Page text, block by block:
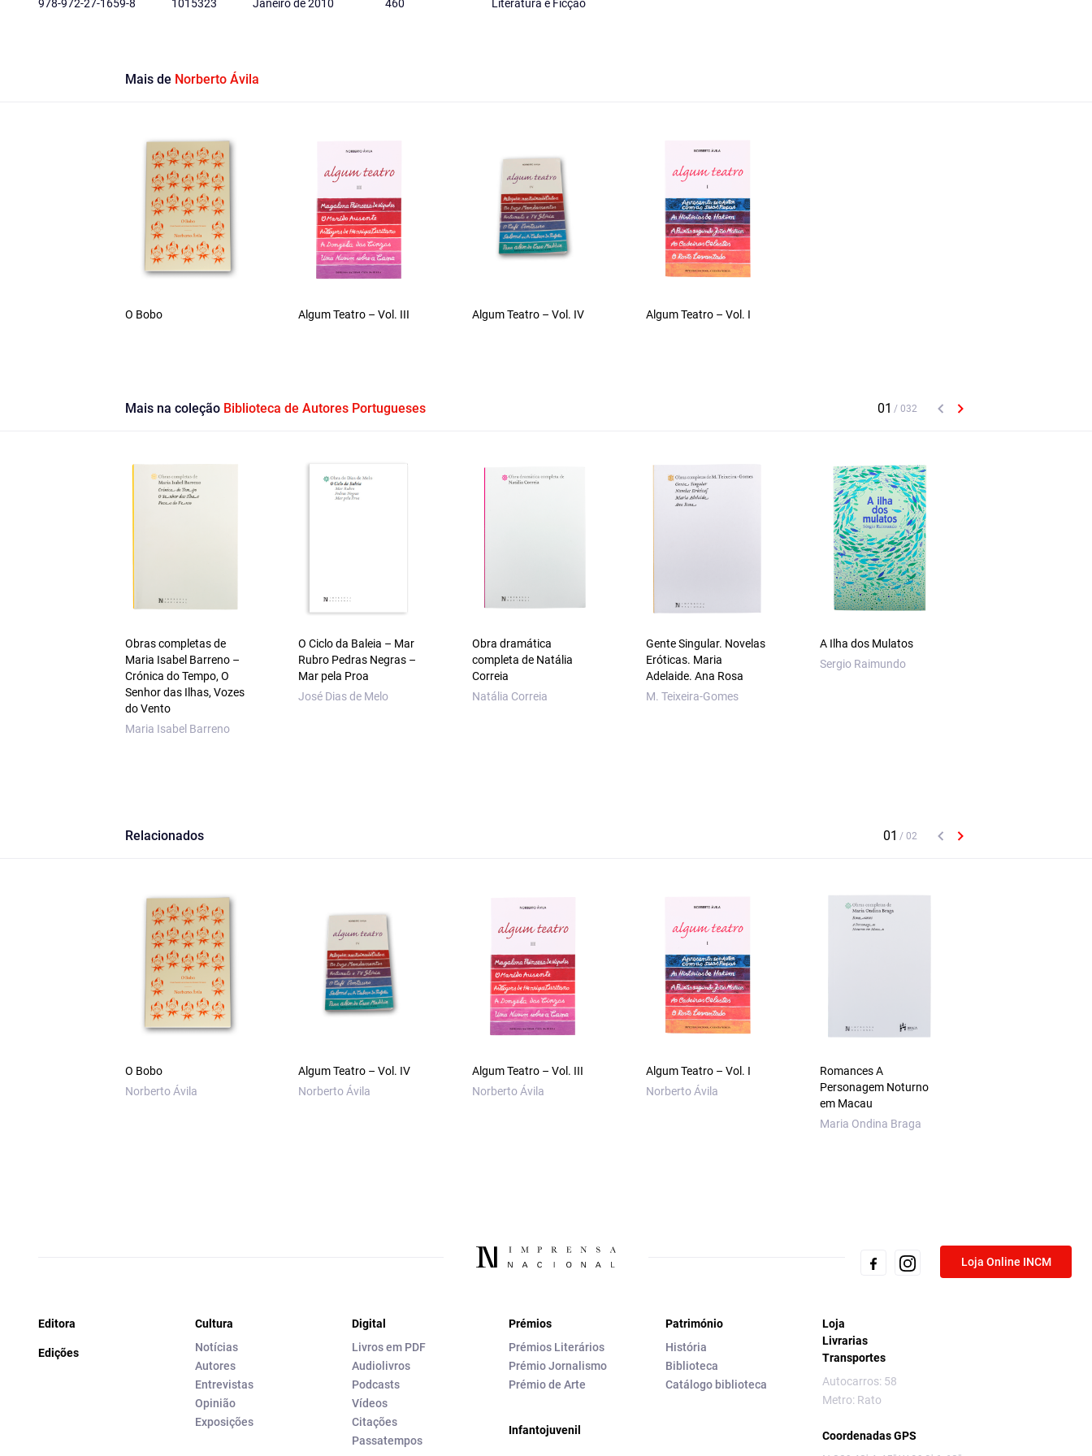
978-972-27-1659-8 1015323 Janeiro de 2010 460 Literatura e Ficção
Mais de Norberto Ávila
O Bobo Algum Teatro – Vol. III Algum Teatro – Vol. IV Algum Teatro – Vol. I
Mais na coleção Biblioteca de Autores Portugueses
Obras completas de
Maria Isabel Barreno –
Crónica do Tempo, O
Senhor das Ilhas, Vozes
do Vento
Maria Isabel Barreno
O Ciclo da Baleia – Mar
Rubro Pedras Negras –
Mar pela Proa
José Dias de Melo
Obra dramática
completa de Natália
Correia
Natália Correia
Gente Singular. Novelas
Eróticas. Maria
Adelaide. Ana Rosa
M. Teixeira-Gomes
A Ilha dos Mulatos
Sergio Raimundo
Relacionados
O Bobo
Norberto Ávila
Algum Teatro – Vol. IV
Norberto Ávila
Algum Teatro – Vol. III
Norberto Ávila
Algum Teatro – Vol. I
Norberto Ávila
Romances A
Personagem Noturno
em Macau
Maria Ondina Braga
Loja Online INCM
Editora
Edições
Cultura
Notícias
Autores
Entrevistas
Opinião
Exposições
Digital
Livros em PDF
Audiolivros
Podcasts
Vídeos
Citações
Passatempos
Prémios
Prémios Literários
Prémio Jornalismo
Prémio de Arte
Infantojuvenil
Património
História
Biblioteca
Catálogo biblioteca
Loja
Livrarias
Transportes
Autocarros: 58
Metro: Rato
Coordenadas GPS